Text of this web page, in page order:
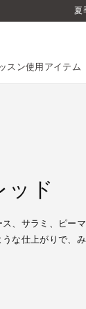
夏
スン使用アイテム
ッド
、サラミ、ピーマ
な仕上がりで、